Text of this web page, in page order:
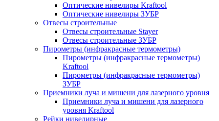
Оптические нивелиры Kraftool
Оптические нивелиры ЗУБР
Отвесы строительные
Отвесы строительные Stayer
Отвесы строительные ЗУБР
Пирометры (инфракрасные термометры)
Пирометры (инфракрасные термометры)
Kraftool
Пирометры (инфракрасные термометры)
ЗУБР
Приемники луча и мишени для лазерного уровня
Приемники луча и мишени для лазерного
уровня Kraftool
Рейки нивелирные